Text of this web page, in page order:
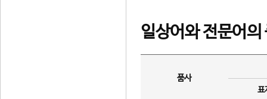
일상어와 전문어의
품사
표